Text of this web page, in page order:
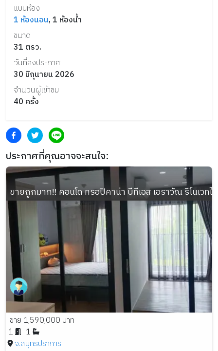
แบบห้อง
1 ห้องนอน,1 ห้องน้ำ
ขนาด
31 ตรว.
วันที่ลงประกาศ
30 มิถุนายน 2026
จำนวนผู้เข้าชม
40 ครั้ง
ประกาศที่คุณอาจจะสนใจ:
ขายถูกมาก!! คอนโด ทรอปิคาน่า บีทีเอส เอราวัณ รีโนเวท
ขาย 1,590,000 บาท
1
1
จ.สมุทรปราการ